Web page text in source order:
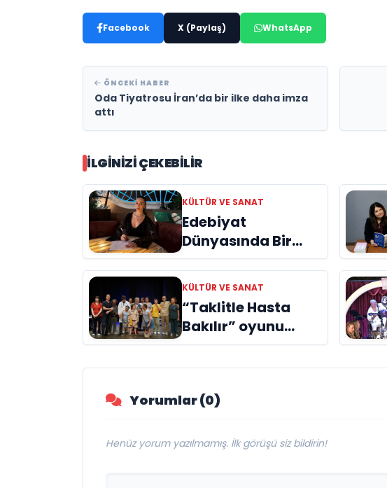
Facebook X (Paylaş) WhatsApp
ÖNCEKI HABER
Oda Tiyatrosu İran’da bir ilke daha imza
attı
İLGINIZI ÇEKEBILIR
KÜLTÜR VE SANAT
Edebiyat
Dünyasında Bir
Genç Deha
Doğuyor: Dilruba
Engin ve Zift Karası
Evreni ‘AVENOİR’
KÜLTÜR VE SANAT
“Taklitle Hasta
Bakılır” oyunu
engelleri sanatla
aştı
Yorumlar (0)
Henüz yorum yazılmamış. İlk görüşü siz bildirin!